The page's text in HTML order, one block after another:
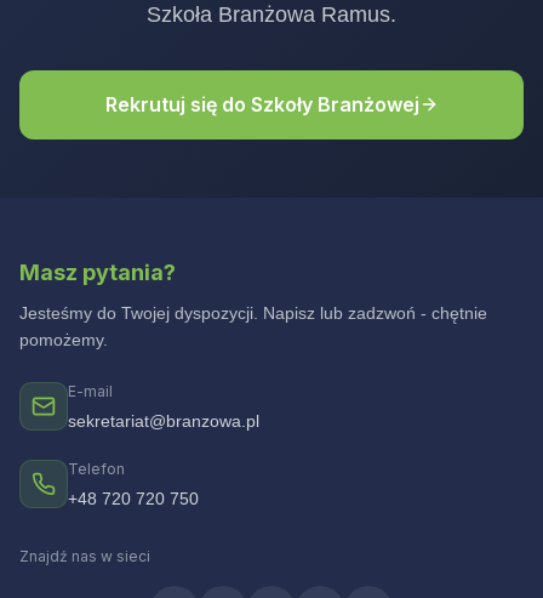
Szkoła Branżowa Ramus.
Rekrutuj się do Szkoły Branżowej
Masz pytania?
Jesteśmy do Twojej dyspozycji. Napisz lub zadzwoń - chętnie
pomożemy.
E-mail
sekretariat@branzowa.pl
Telefon
+48 720 720 750
Znajdź nas w sieci